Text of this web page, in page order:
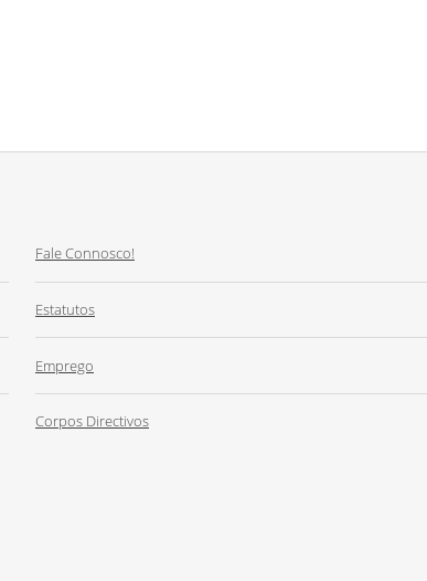
Fale Connosco!
Estatutos
Emprego
Corpos Directivos